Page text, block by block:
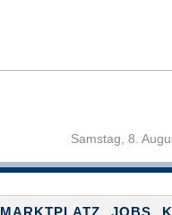
Samstag, 8.
MARKTPLATZ JOBS